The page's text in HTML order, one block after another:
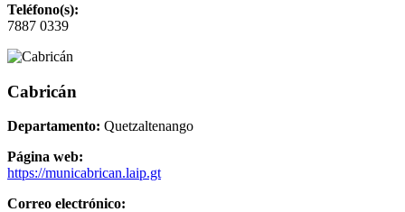
Teléfono(s):
7887 0339
Cabricán
Departamento: Quetzaltenango
Página web:
https://municabrican.laip.gt
Correo electrónico: